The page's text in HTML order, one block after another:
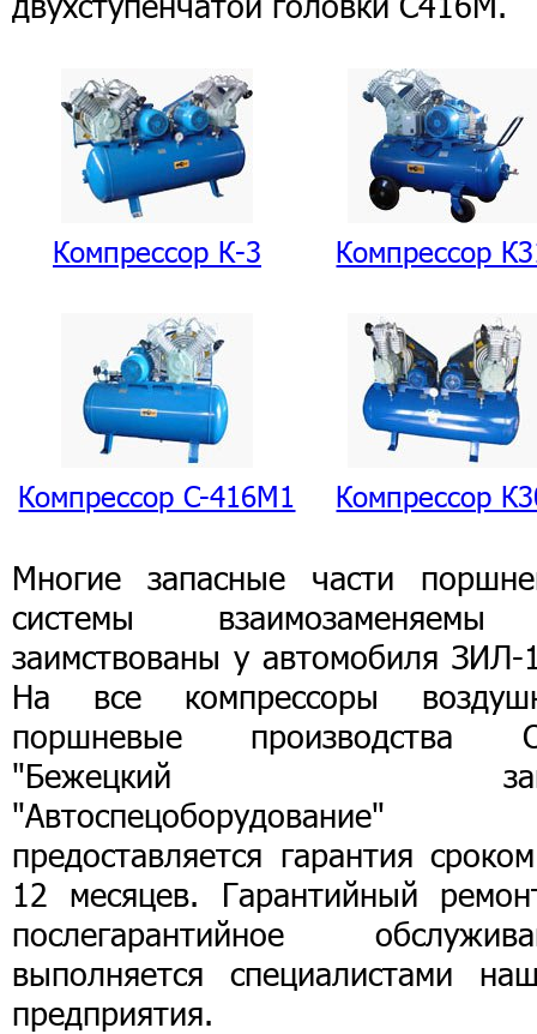
Компрессор К-3 Компрессор
Компрессор C-416M1 Компрессор
Многие запасные части
системы
заимствованы у автомобиля ЗИЛ-
На все компрессоры
поршневые производства
"Бежецкий
"Автоспецоборудование"
предоставляется гарантия
12 месяцев. Гарантийный
послегарантийное
выполняется специалистами
предприятия.